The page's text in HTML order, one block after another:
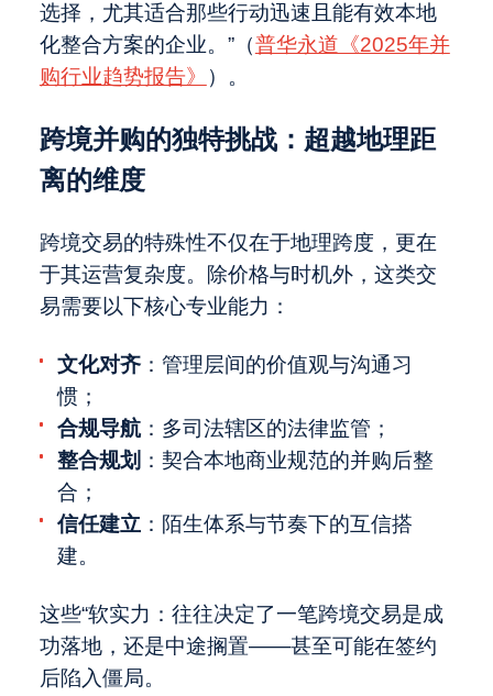
选择，尤其适合那些行动迅速且能有效本地
化整合方案的企业。”（普华永道《2025年并
购行业趋势报告》
）。
跨境并购的独特挑战：超越地理距
离的维度
跨境交易的特殊性不仅在于地理跨度，更在
于其运营复杂度。除价格与时机外，这类交
易需要以下核心专业能力：
文化对齐：管理层间的价值观与沟通习
惯；
合规导航：多司法辖区的法律监管；
整合规划 ：契合本地商业规范的并购后整
合；
信任建立 ：陌生体系与节奏下的互信搭
建。
这些“软实力：往往决定了一笔跨境交易是成
功落地，还是中途搁置——甚至可能在签约
后陷入僵局。